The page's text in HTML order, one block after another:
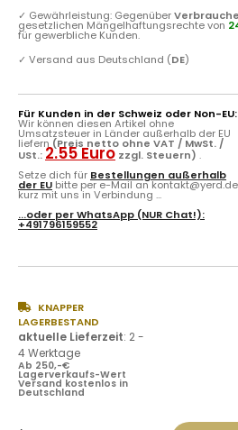
✓ Gewährleistung: Gegenüber
gesetzlichen Mängelhaftungsrechte von
für gewerbliche Kunden.
✓ Versand aus Deutschland (DE)
Für Kunden in der Schweiz oder Non-EU:
Wir können diesen Artikel ohne
Umsatzsteuer in Länder außerhalb der EU
liefern (Preis netto ohne VAT / MwSt. /
USt.: 2.55 Euro zzgl. Steuern) .
Setze dich für Bestellungen außerhalb
der EU bitte per e-Mail an kontakt@yerd.de
kurz mit uns in Verbindung ...
...oder perWhatsApp (NUR Chat!):
+491796159552
KNAPPER
LAGERBESTAND
aktuelle Lieferzeit: 2 -
4 Werktage
Ab 250,-€
Lagerverkaufs-Wert
Versand kostenlos in
Deutschland